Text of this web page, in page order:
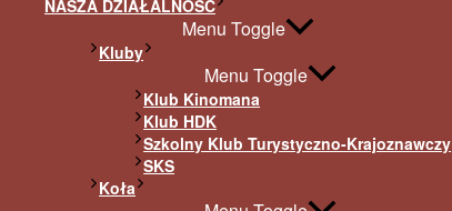
NASZA DZIAŁALNOŚĆ
Menu Toggle
Kluby
Menu Toggle
Klub Kinomana
Klub HDK
Szkolny Klub Turystyczno-Krajoznawczy
SKS
Koła